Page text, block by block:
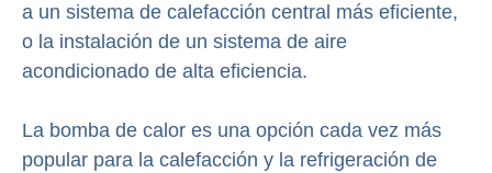
a un sistema de calefacción central más eficiente,
o la instalación de un sistema de aire
acondicionado de alta eficiencia.
La bomba de calor es una opción cada vez más
popular para la calefacción y la refrigeración de